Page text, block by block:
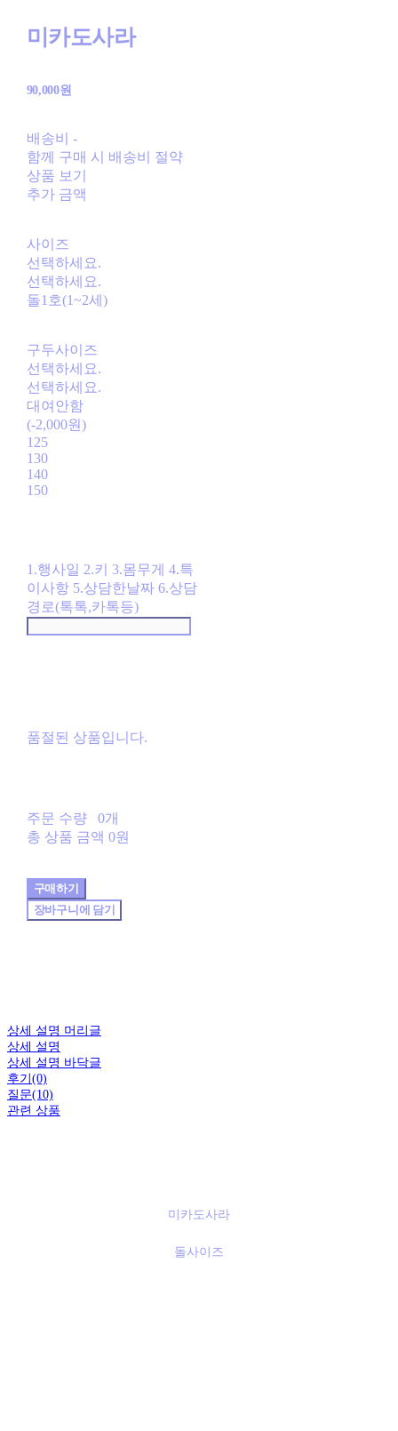
미카도사라
90,000원
배송비 -
함께 구매 시 배송비 절약
상품 보기
추가 금액
사이즈
선택하세요.
선택하세요.
돌1호(1~2세)
구두사이즈
선택하세요.
선택하세요.
대여안함
(-2,000원)
125
130
140
150
1.행사일 2.키 3.몸무게 4.특
이사항 5.상담한날짜 6.상담
경로(톡톡,카톡등)
품절된 상품입니다.
주문 수량
0개
총 상품 금액 0원
구매하기
장바구니에 담기
상세 설명 머리글
상세 설명
상세 설명 바닥글
후기(0)
질문(10)
관련 상품
미카도사라
돌사이즈